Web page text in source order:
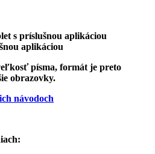
s príslušnou aplikáciou
aplikáciou
písma, formát je preto
obrazovky.
návodoch